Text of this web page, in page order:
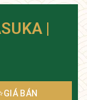
|
BÁN